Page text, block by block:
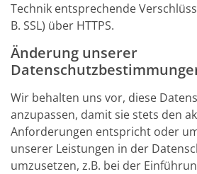
Technik entsprechende
B. SSL) über HTTPS.
Änderung unserer
Wir behalten uns vor, diese
anzupassen, damit sie stets den
Anforderungen entspricht oder
unserer Leistungen in der
umzusetzen, z.B. bei der